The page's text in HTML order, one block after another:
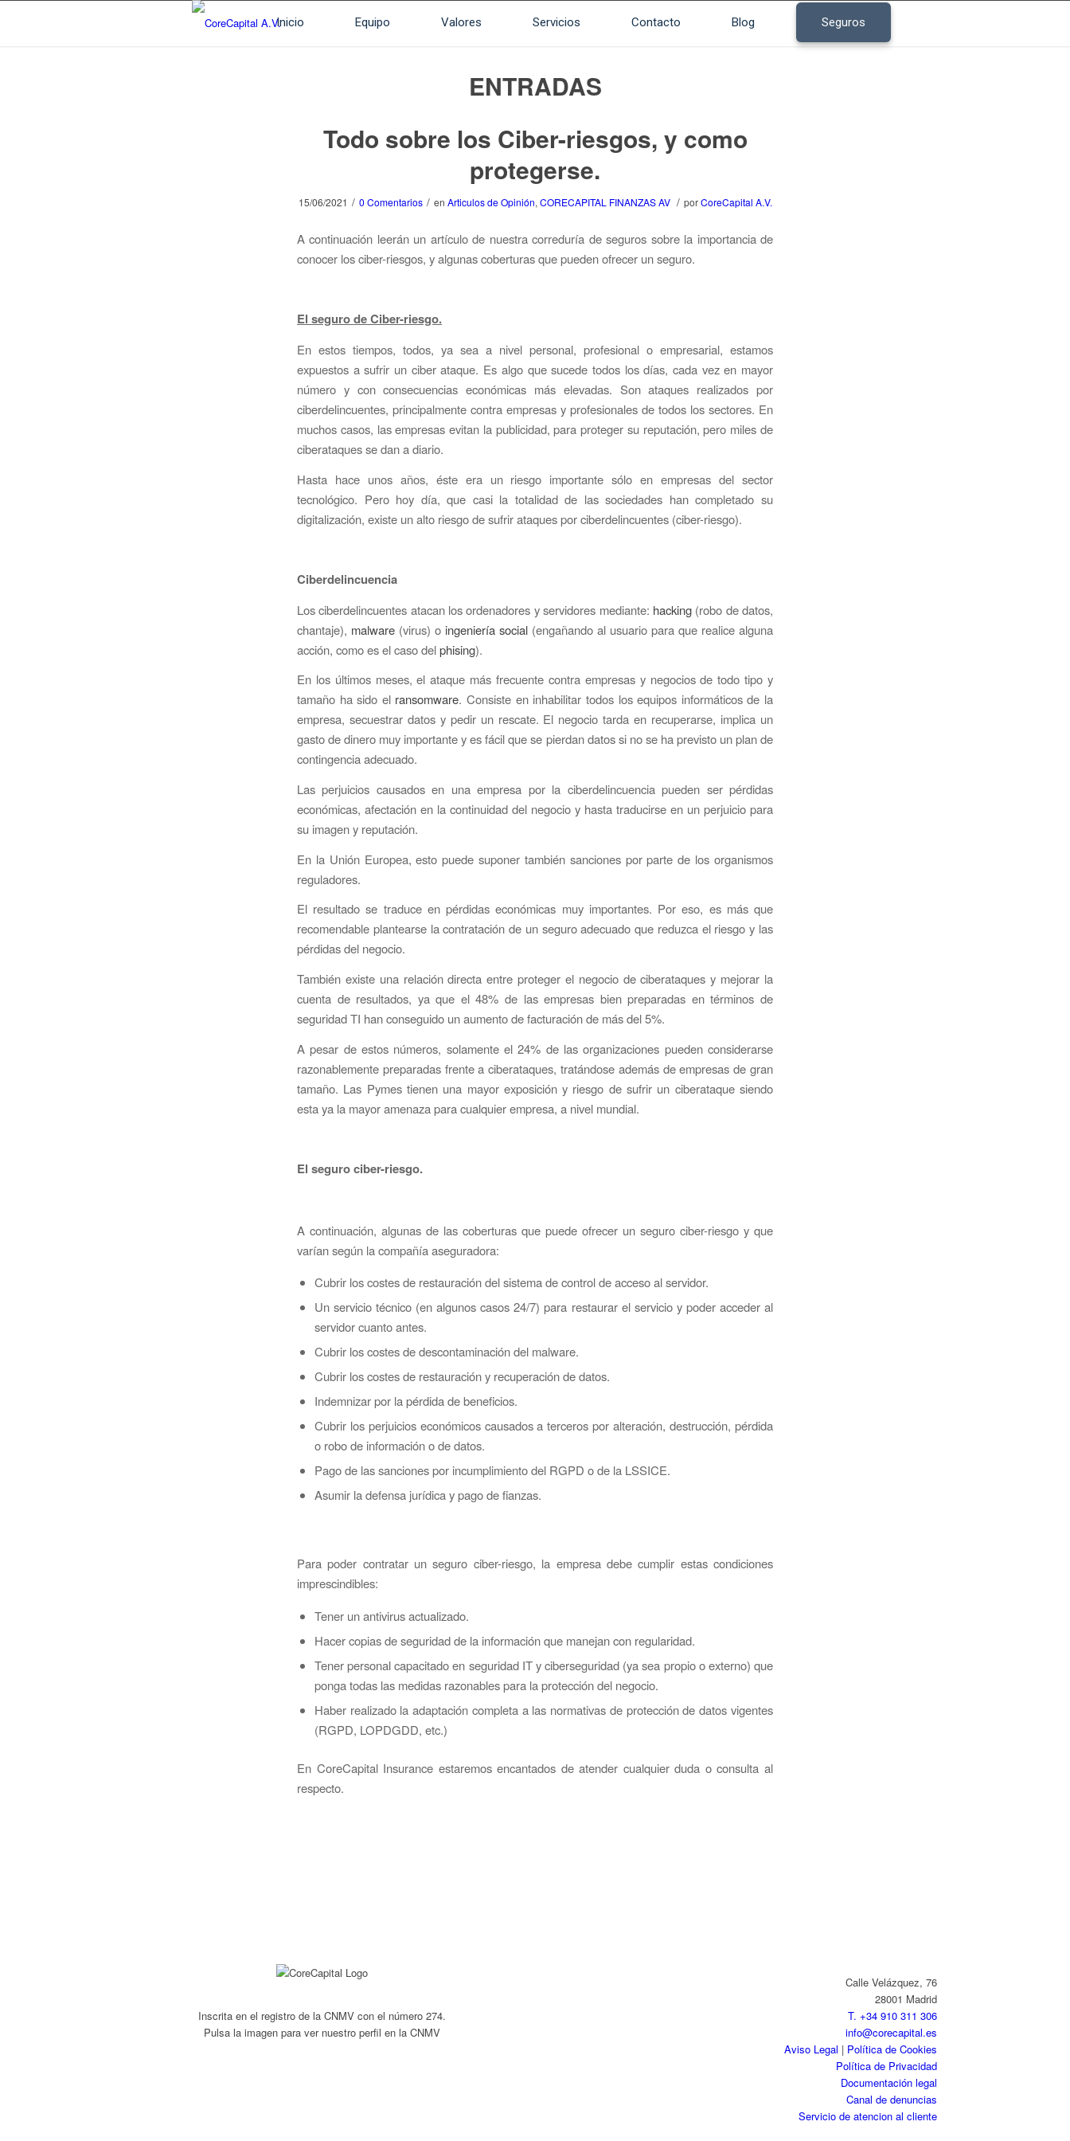
Inicio Equipo Valores Servicios Contacto Blog Seguros
ENTRADAS
Todo sobre los Ciber-riesgos, y como
protegerse.
15/06/2021 / 0 Comentarios / en Articulos de Opinión, CORECAPITAL FINANZAS AV / porCoreCapital A.V.
A continuación leerán un artículo de nuestra correduría de seguros sobre la importancia de
conocer los ciber-riesgos, y algunas coberturas que pueden ofrecer un seguro.
El seguro de Ciber-riesgo.
En estos tiempos, todos, ya sea a nivel personal, profesional o empresarial, estamos
expuestos a sufrir un ciber ataque. Es algo que sucede todos los días, cada vez en mayor
número y con consecuencias económicas más elevadas. Son ataques realizados por
ciberdelincuentes, principalmente contra empresas y profesionales de todos los sectores. En
muchos casos, las empresas evitan la publicidad, para proteger su reputación, pero miles de
ciberataques se dan a diario.
Hasta hace unos años, éste era un riesgo importante sólo en empresas del sector
tecnológico. Pero hoy día, que casi la totalidad de las sociedades han completado su
digitalización, existe un alto riesgo de sufrir ataques por ciberdelincuentes (ciber-riesgo).
Ciberdelincuencia
Los ciberdelincuentes atacan los ordenadores y servidores mediante: hacking(robo de datos,
chantaje), malware (virus) o ingeniería social (engañando al usuario para que realice alguna
acción, como es el caso delphising).
En los últimos meses, el ataque más frecuente contra empresas y negocios de todo tipo y
tamaño ha sido el ransomware. Consiste en inhabilitar todos los equipos informáticos de la
empresa, secuestrar datos y pedir un rescate. El negocio tarda en recuperarse, implica un
gasto de dinero muy importante y es fácil que se pierdan datos si no se ha previsto un plan de
contingencia adecuado.
Las perjuicios causados en una empresa por la ciberdelincuencia pueden ser pérdidas
económicas, afectación en la continuidad del negocio y hasta traducirse en un perjuicio para
su imagen y reputación.
En la Unión Europea, esto puede suponer también sanciones por parte de los organismos
reguladores.
El resultado se traduce en pérdidas económicas muy importantes. Por eso, es más que
recomendable plantearse la contratación de un seguro adecuado que reduzca el riesgo y las
pérdidas del negocio.
También existe una relación directa entre proteger el negocio de ciberataques y mejorar la
cuenta de resultados, ya que el 48% de las empresas bien preparadas en términos de
seguridad TI han conseguido un aumento de facturación de más del 5%.
A pesar de estos números, solamente el 24% de las organizaciones pueden considerarse
razonablemente preparadas frente a ciberataques, tratándose además de empresas de gran
tamaño. Las Pymes tienen una mayor exposición y riesgo de sufrir un ciberataque siendo
esta ya la mayor amenaza para cualquier empresa, a nivel mundial.
El seguro ciber-riesgo.
A continuación, algunas de las coberturas que puede ofrecer un seguro ciber-riesgo y que
varían según la compañía aseguradora:
Cubrir los costes de restauración del sistema de control de acceso al servidor.
Un servicio técnico (en algunos casos 24/7) para restaurar el servicio y poder acceder al
servidor cuanto antes.
Cubrir los costes de descontaminación del malware.
Cubrir los costes de restauración y recuperación de datos.
Indemnizar por la pérdida de beneficios.
Cubrir los perjuicios económicos causados a terceros por alteración, destrucción, pérdida
o robo de información o de datos.
Pago de las sanciones por incumplimiento del RGPD o de la LSSICE.
Asumir la defensa jurídica y pago de fianzas.
Para poder contratar un seguro ciber-riesgo, la empresa debe cumplir estas condiciones
imprescindibles:
Tener un antivirus actualizado.
Hacer copias de seguridad de la información que manejan con regularidad.
Tener personal capacitado en seguridad IT y ciberseguridad (ya sea propio o externo) que
ponga todas las medidas razonables para la protección del negocio.
Haber realizado la adaptación completa a las normativas de protección de datos vigentes
(RGPD, LOPDGDD, etc.)
En CoreCapital Insurance estaremos encantados de atender cualquier duda o consulta al
respecto.
Inscrita en el registro de la CNMV con el número 274.
Pulsa la imagen para ver nuestro perfil en la CNMV
Calle Velázquez, 76
28001 Madrid
T. +34 910 311 306
info@corecapital.es
Aviso Legal | Política de Cookies
Política de Privacidad
Documentación legal
Canal de denuncias
Servicio de atencion al cliente